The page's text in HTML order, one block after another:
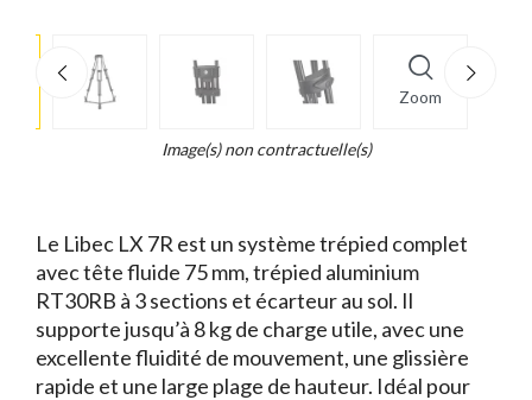
Zoom
Image(s) non contractuelle(s)
Le Libec LX 7R est un système trépied complet
avec tête fluide 75 mm, trépied aluminium
RT30RB à 3 sections et écarteur au sol. Il
supporte jusqu’à 8 kg de charge utile, avec une
excellente fluidité de mouvement, une glissière
rapide et une large plage de hauteur. Idéal pour